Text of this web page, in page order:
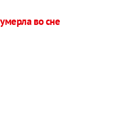
во сне